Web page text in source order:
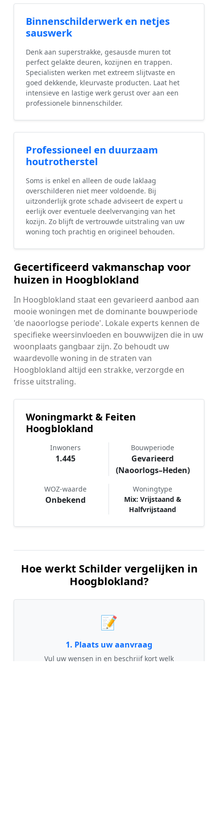
Binnenschilderwerk en netjes
sauswerk
Denk aan superstrakke, gesausde muren tot
perfect gelakte deuren, kozijnen en trappen.
Specialisten werken met extreem slijtvaste en
goed dekkende, kleurvaste producten. Laat het
intensieve en lastige werk gerust over aan een
professionele binnenschilder.
Professioneel en duurzaam
houtrotherstel
Soms is enkel en alleen de oude laklaag
overschilderen niet meer voldoende. Bij
uitzonderlijk grote schade adviseert de expert u
eerlijk over eventuele deelvervanging van het
kozijn. Zo blijft de vertrouwde uitstraling van uw
woning toch prachtig en origineel behouden.
Gecertificeerd vakmanschap voor
huizen in Hoogblokland
In Hoogblokland staat een gevarieerd aanbod aan
mooie woningen met de dominante bouwperiode
'de naoorlogse periode'. Lokale experts kennen de
specifieke weersinvloeden en bouwwijzen die in uw
woonplaats gangbaar zijn. Zo behoudt uw
waardevolle woning in de straten van
Hoogblokland altijd een strakke, verzorgde en
frisse uitstraling.
Woningmarkt & Feiten
Hoogblokland
Inwoners
1.445
Bouwperiode
Gevarieerd
(Naoorlogs–Heden)
WOZ-waarde
Onbekend
Woningtype
Mix: Vrijstaand &
Halfvrijstaand
Hoe werkt Schilder vergelijken in
Hoogblokland?
📝
1. Plaats uw aanvraag
Vul uw wensen in en beschrijf kort welk